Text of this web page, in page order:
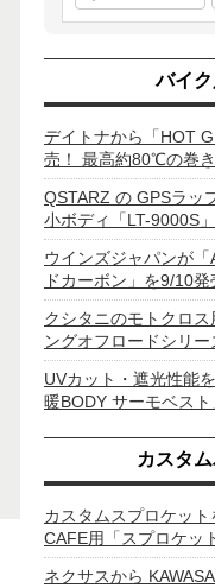
バイ
デイトナから「HOT
売！ 最高約80℃の巻き
QSTARZ の GPSラッ
小ボディ「LT-9000S
ウインズジャパンが
ドカーボン」を9/10発
クシタニのモトクロ
ングオフロードシリ
UVカット・遮光性能
暖BODY サーモベスト
カスタ
カスタムスプロケッ
CAFE用「スプロケッ
ネクサスから